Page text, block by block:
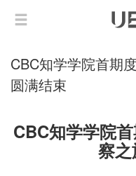
CBC知学学院首期
圆满结束
CBC知学学院
察